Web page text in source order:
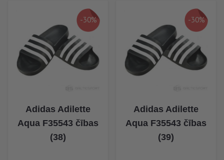
-30%
Adidas Adilette
Aqua F35543 čības
(38)
-30%
Adidas Adilette
Aqua F35543 čības
(39)